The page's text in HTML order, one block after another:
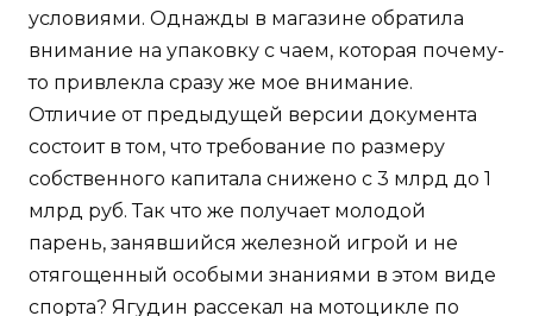
условиями. Однажды в магазине обратила
внимание на упаковку с чаем, которая почему-
то привлекла сразу же мое внимание.
Отличие от предыдущей версии документа
состоит в том, что требование по размеру
собственного капитала снижено с 3 млрд до 1
млрд руб. Так что же получает молодой
парень, занявшийся железной игрой и не
отягощенный особыми знаниями в этом виде
спорта? Ягудин рассекал на мотоцикле по